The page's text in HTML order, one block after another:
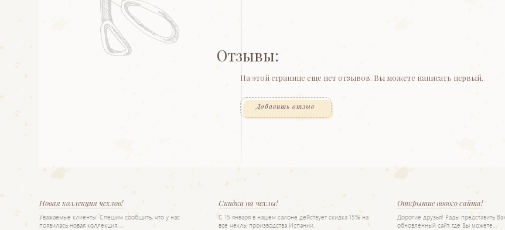
Отзывы:
На этой странице еще нет отзывов. Вы можете написать первый.
Добавить отзыв
Новая коллекция чехлов!
Уважаемые клиенты! Спешим сообщить, что у нас
появилась новая коллекция…
Скидки на чехлы!
С 15 января в нашем салоне действует скидка 15% на
все чехлы производства Испании.
Открытие нового сайта!
Дорогие друзья! Рады представить
обновленный сайт, где Вы можете…